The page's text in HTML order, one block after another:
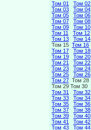
Том 01
Том 02
Том 03
Том 04
Том 05
Том 06
Том 07
Том 08
Том 09
Том 10
Том 11
Том 12
Том 13
Том 14
Том 15 Том 16
Том 17
Том 18
Том 19
Том 20
Том 21
Том 22
Том 23
Том 24
Том 25
Том 26
Том 27 Том 28
Том 29 Том 30
Том 31
Том 32
Том 33
Том 34
Том 35
Том 36
Том 37
Том 38
Том 39
Том 40
Том 41
Том 42
Том 43
Том 44